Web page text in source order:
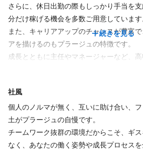
仕事内容
★様々なお客さまの「らしさ」を叶える、
【プラージュならではの働きやすさ＆成長
・指名制ではないため、毎日たくさんの
広い年齢層に対応できる「確かな技術力
ン能力」が自然と身に付きます♪
カット、カラー、パーマ、ブローなど、
続きを見る
売上目標は「店舗ごと」に掲げているた
要はありません。
仲間と協力し合い、みんなで達成感を分
ュの魅力です。
苦手な施術がある方や、ブランクがある方
てください！
～お客さまと向き合い続けるためのIT環境
店舗運営におけるカルテ管理や事務作業
さらに、休日出勤の際もしっかり手当を
分だけ稼げる機会を多数ご用意しています
また、キャリアアップのチャンスが豊富
アを描けるのもプラージュの特徴です。
成長とともに主任やマネージャーなど、
続きを見る
社風
個人のノルマが無く、互いに助け合い、
土がプラージュの自慢です。
チームワーク抜群の環境だからこそ、ギ
なく、あなたの働く姿勢や成長プロセス